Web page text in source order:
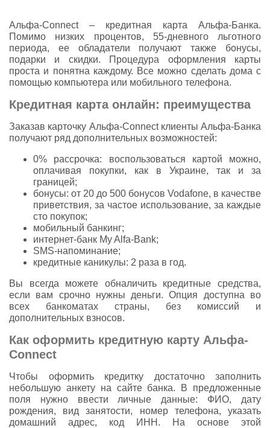
Альфа-Connect – кредитная карта Альфа-Банка.
Помимо низких процентов, 55-дневного льготного
периода, ее обладатели получают также бонусы,
подарки и скидки. Процедура оформления карты
проста и понятна каждому. Все можно сделать дома с
помощью компьютера или мобильного телефона.
Кредитная карта онлайн: преимущества
Заказав карточку Альфа-Connect клиенты Альфа-Банка
получают ряд дополнительных возможностей:
0% рассрочка: воспользоваться картой можно,
оплачивая покупки, как в Украине, так и за
границей;
бонусы: от 20 до 500 бонусов Vodafone, в качестве
приветствия, за частое использование, за каждые
сто покупок;
мобильный банкинг;
интернет-банк My Alfa-Bank;
SMS-напоминание;
кредитные каникулы: 2 раза в год.
Вы всегда можете обналичить кредитные средства,
если вам срочно нужны деньги. Опция доступна во
всех банкоматах страны, без комиссий и
дополнительных взносов.
Как оформить кредитную карту Альфа-
Connect
Чтобы оформить кредитку достаточно заполнить
небольшую анкету на сайте банка. В предложенные
поля нужно ввести личные данные: ФИО, дату
рождения, вид занятости, номер телефона, указать
домашний адрес, код ИНН. На основе этой